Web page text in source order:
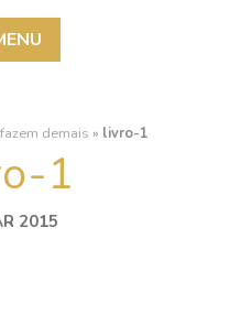
demais » livro-1
1
2015